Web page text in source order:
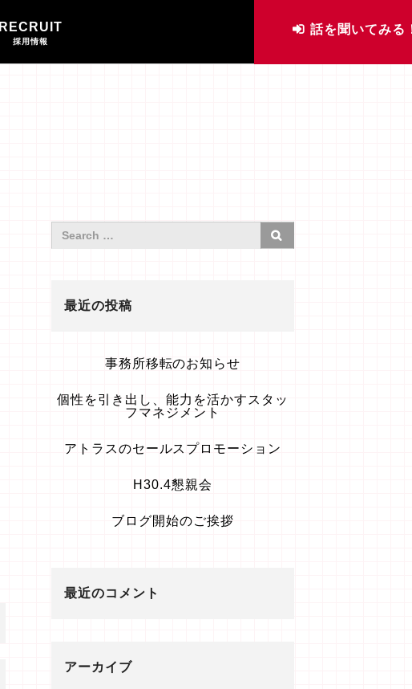
RECRUIT
採用情報
話を聞いてみる
最近の投稿
事務所移転のお知らせ
個性を引き出し、能力を活かすスタッ
フマネジメント
アトラスのセールスプロモーション
H30.4懇親会
ブログ開始のご挨拶
最近のコメント
アーカイブ